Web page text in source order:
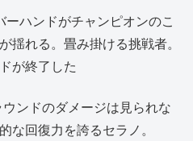
ハンドがチャンピオンのこ
揺れる。畳み掛ける挑戦者。
が終了した
ンドのダメージは見られな
な回復力を誇るセラノ。